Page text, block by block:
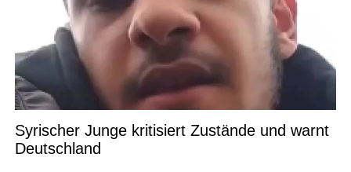
Syrischer Junge kritisiert Zustände und warnt
Deutschland